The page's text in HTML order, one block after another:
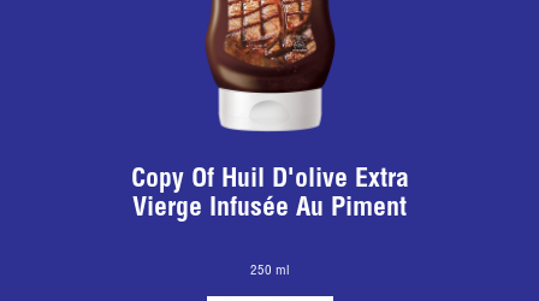
Copy Of Huil D'olive Extra
Vierge Infusée Au Piment
250 ml